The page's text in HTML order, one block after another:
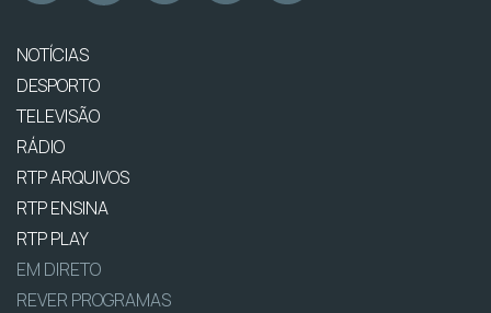
NOTÍCIAS
DESPORTO
TELEVISÃO
RÁDIO
RTP ARQUIVOS
RTP ENSINA
RTP PLAY
EM DIRETO
REVER PROGRAMAS